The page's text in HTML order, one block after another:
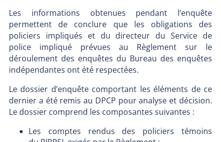
Les informations obtenues pendant l’enquête
permettent de conclure que les obligations des
policiers impliqués et du directeur du Service de
police impliqué prévues au Règlement sur le
déroulement des enquêtes du Bureau des enquêtes
indépendantes ont été respectées.
Le dossier d’enquête comportant les éléments de ce
dernier a été remis au DPCP pour analyse et décision.
Le dossier comprend les composantes suivantes :
Les comptes rendus des policiers témoins